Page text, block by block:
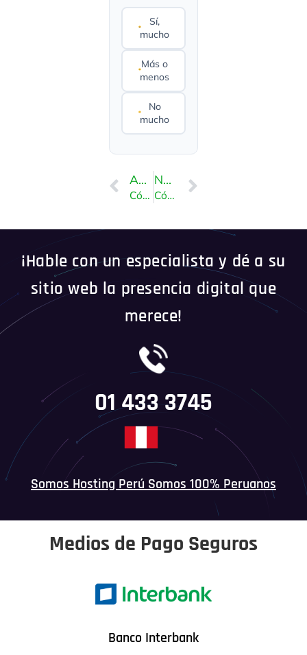
Sí,
mucho
Más o
menos
No
mucho
ANTERIOR
Cómo instalar Subrion a través de Softaculous en cPanel
NEXT
Cómo instalar PyroCMS a través de Softaculous en cPanel
¡Hable con un especialista y dé a su
sitio web la presencia digital que
merece!
01 433 3745
Somos Hosting Perú Somos 100% Peruanos
Medios de Pago Seguros
Banco Interbank